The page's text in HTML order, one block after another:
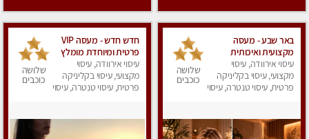
באר שבע - מעסה
מקצועית ואיכותית
פרטי!!!
עיסוי אירוודה, עיסוי
מקצועי, עיסוי בקליניקה
פרטית, עיסוי טנטרה, עיסוי
שלושה
כוכבים
חדש חדש - מעסה VIP
פרטית ומיוחדת מומלץ
מאוד!!‏
עיסוי אירוודה, עיסוי
מקצועי, עיסוי בקליניקה
פרטית, עיסוי טנטרה, עיסוי
שלושה
כוכבים